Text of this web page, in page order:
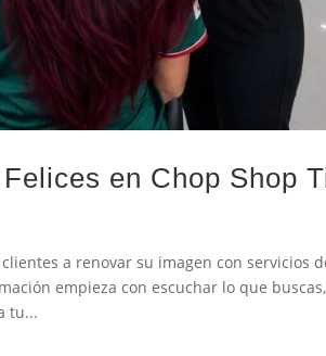
en Chop Shop
a renovar su imagen con servicios
empieza con escuchar lo que
tu...